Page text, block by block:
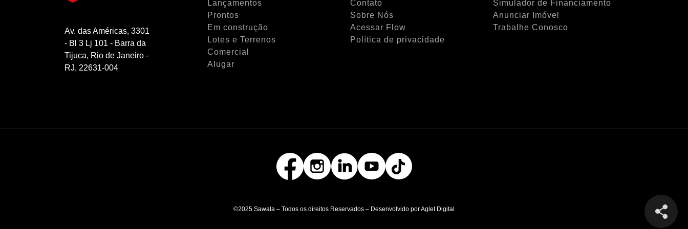
Av. das Américas, 3301
- Bl 3 Lj 101 - Barra da
Tijuca, Rio de Janeiro -
RJ, 22631-004
Lançamentos
Prontos
Em construção
Lotes e Terrenos
Comercial
Alugar
Contato
Sobre Nós
Acessar Flow
Política de privacidade
Simulador de Financiamento
Anunciar Imóvel
Trabalhe Conosco
©2025 Sawala – Todos os direitos Reservados – Desenvolvido por Aglet Digital